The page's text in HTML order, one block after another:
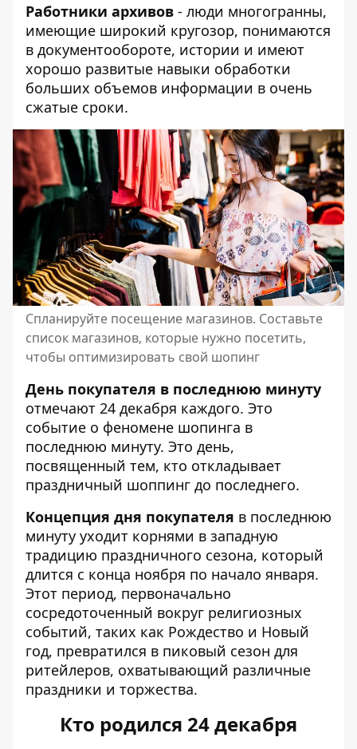
Работники архивов - люди многогранны,
имеющие широкий кругозор, понимаются
в документообороте, истории и имеют
хорошо развитые навыки обработки
больших объемов информации в очень
сжатые сроки.
Спланируйте посещение магазинов. Составьте
список магазинов, которые нужно посетить,
чтобы оптимизировать свой шопинг
День покупателя в последнюю минуту
отмечают 24 декабря каждого. Это
событие о феномене шопинга в
последнюю минуту. Это день,
посвященный тем, кто откладывает
праздничный шоппинг до последнего.
Концепция дня покупателя в последнюю
минуту уходит корнями в западную
традицию праздничного сезона, который
длится с конца ноября по начало января.
Этот период, первоначально
сосредоточенный вокруг религиозных
событий, таких как Рождество и Новый
год, превратился в пиковый сезон для
ритейлеров, охватывающий различные
праздники и торжества.
Кто родился 24 декабря